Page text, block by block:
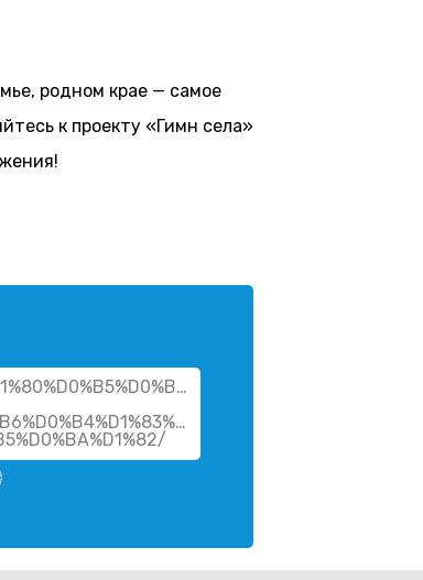
родном крае — самое
к проекту «Гимн села»